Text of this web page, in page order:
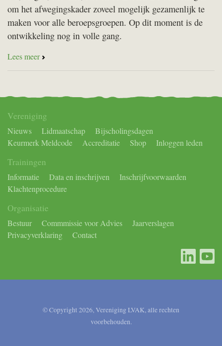
om het afwegingskader zoveel mogelijk gezamenlijk te
maken voor alle beroepsgroepen. Op dit moment is de
ontwikkeling nog in volle gang.
Lees meer
Vereniging
Nieuws Lidmaatschap
Bijscholingsdagen
Keurmerk Meldcode
Accreditatie Shop Inloggen leden
Trainingen
Informatie Data en inschrijven
Inschrijfvoorwaarden
Klachtenprocedure
Organisatie
Bestuur Commmissie voor Advies
Jaarverslagen
Privacyverklaring
Contact
© Copyright 2026, Vereniging LVAK, alle rechten
voorbehouden.